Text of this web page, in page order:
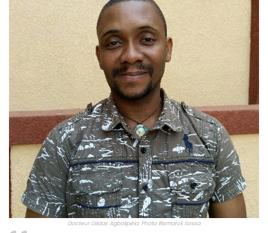
Docteur Gildas Agbokpéla. Photo Bismarck Sossa